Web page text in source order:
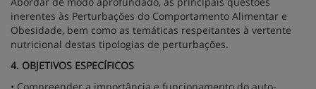
inerentes às Perturbações do Comportamento Alimentar e
Obesidade, bem como as temáticas respeitantes à vertente
nutricional destas tipologias de perturbações.
4. OBJETIVOS ESPECÍFICOS
• Compreender a importância e funcionamento do auto-